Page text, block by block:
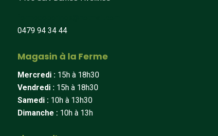
0479 94 34 44
Magasin à la Ferme
Mercredi : 15h à 18h30
Vendredi : 15h à 18h30
Samedi : 10h à 13h30
Dimanche : 10h à 13h